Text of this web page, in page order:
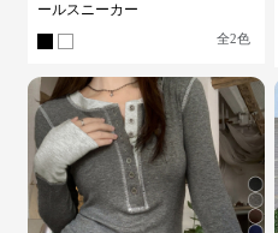
ールスニーカー
全2色